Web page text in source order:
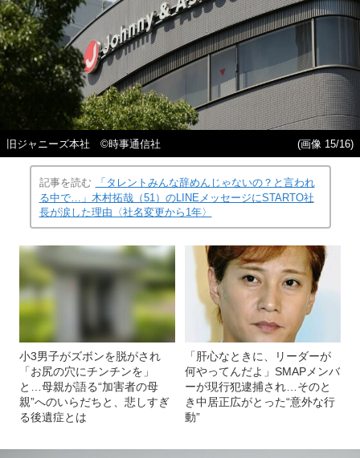
旧ジャニーズ本社 ©時事通信社 (画像 15/16)
記事を読む
「タレントみんな辞めんじゃないの？と言われ
る中で…」木村拓哉（51）のLINEメッセージにSTARTO社
長が涙した理由〈社名変更から1年〉
小3男子がズボンを脱がされ
「お尻の穴にチンチンを」
と…母親が語る“加害者の母
親”へのいらだちと、悲しすぎ
る後遺症とは
「肝心なときに、リーダーが
何やってんだよ」SMAPメンバ
ーが現行犯逮捕され…そのと
き中居正広がとった“意外な行
動”